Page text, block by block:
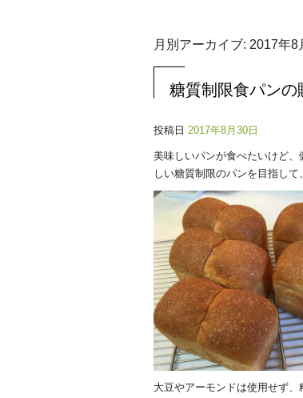
月別アーカイブ: 2017年8
糖質制限食パンの
投稿日 2017年8月30日
美味しいパンが食べたいけど
しい糖質制限のパンを目指して
大豆やアーモンドは使用せず